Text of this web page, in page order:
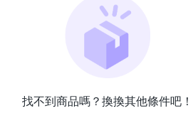
找不到商品嗎？換換其他條件吧！